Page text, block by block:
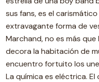
sus fans, es el
extravagante forma de
Marchand, no es más
decora la habitación de
encuentro fortuito los
La química es eléctrica.